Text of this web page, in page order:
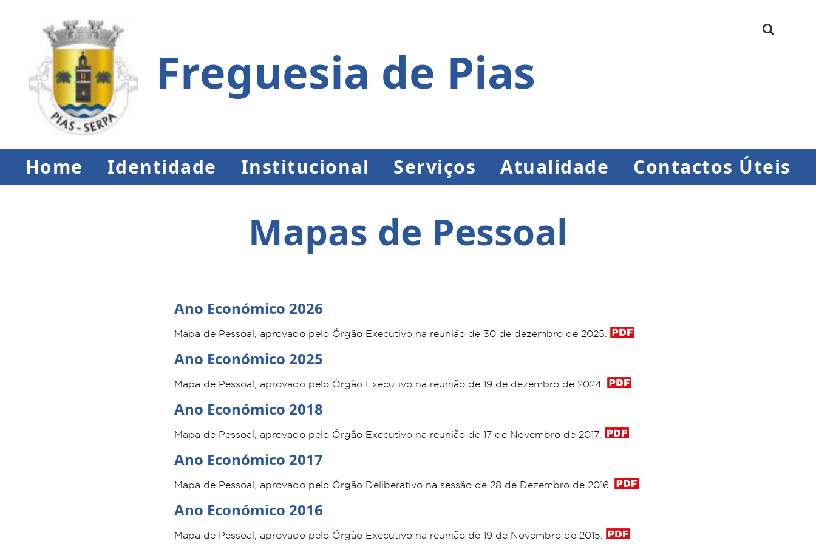
Freguesia de Pias
Home Identidade Institucional Serviços Atualidade Contactos Úteis
Mapas de Pessoal
Ano Económico 2026
Mapa de Pessoal, aprovado pelo Órgão Executivo na reunião de 30 de dezembro de 2025.
Ano Económico 2025
Mapa de Pessoal, aprovado pelo Órgão Executivo na reunião de 19 de dezembro de 2024.
Ano Económico 2018
Mapa de Pessoal, aprovado pelo Órgão Executivo na reunião de 17 de Novembro de 2017.
Ano Económico 2017
Mapa de Pessoal, aprovado pelo Órgão Deliberativo na sessão de 28 de Dezembro de 2016.
Ano Económico 2016
Mapa de Pessoal, aprovado pelo Órgão Executivo na reunião de 19 de Novembro de 2015.